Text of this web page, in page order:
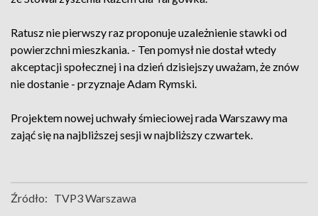
Ratusz nie pierwszy raz proponuje uzależnienie stawki od
powierzchni mieszkania. - Ten pomysł nie dostał wtedy
akceptacji społecznej i na dzień dzisiejszy uważam, że znów
nie dostanie - przyznaje Adam Rymski.
Projektem nowej uchwały śmieciowej rada Warszawy ma
zająć się na najbliższej sesji w najbliższy czwartek.
Źródło: TVP3 Warszawa